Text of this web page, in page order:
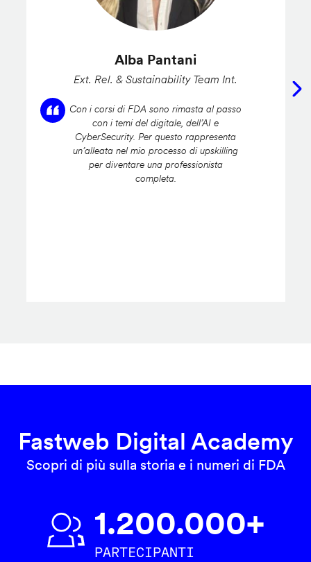
Alba Pantani
Ext. Rel. & Sustainability Team Int.
Con i corsi di FDA sono rimasta al passo
con i temi del digitale, dell’AI e
CyberSecurity. Per questo rappresenta
un’alleata nel mio processo di upskilling
per diventare una professionista
completa.
Fastweb Digital Academy
Scopri di più sulla storia e i numeri di FDA
1.200.000+
PARTECIPANTI